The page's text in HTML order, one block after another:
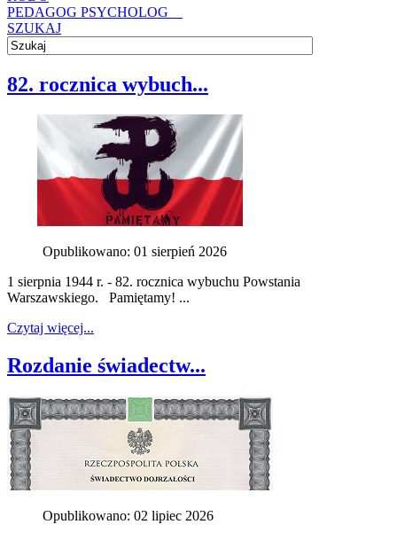
PEDAGOG PSYCHOLOG
SZUKAJ
82. rocznica wybuch...
Opublikowano: 01 sierpień 2026
1 sierpnia 1944 r. - 82. rocznica wybuchu Powstania
Warszawskiego. Pamiętamy! ...
Czytaj więcej...
Rozdanie świadectw...
Opublikowano: 02 lipiec 2026